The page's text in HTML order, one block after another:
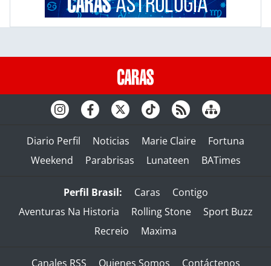
Diario Perfil Noticias Marie Claire
Fortuna
Weekend
Parabrisas Lunateen BATimes
Perfil Brasil: Caras
Contigo
Aventuras Na Historia
Rolling Stone
Sport Buzz
Recreio
Maxima
Canales RSS Quienes Somos Contáctenos